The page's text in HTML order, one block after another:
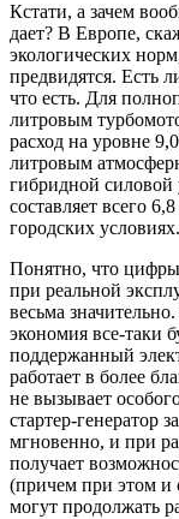
Кстати, а зачем
дает? В Европе,
экологических
предвидятся. Есть
что есть. Для
литровым
расход на уровне
литровым
гибридной силовой
составляет всего
городских условиях.
Понятно, что цифры
при реальной
весьма
экономия все-таки
поддержанный
работает в более
не вызывает
стартер-генератор
мгновенно, и при
получает
(причем при этом и
могут продолжать